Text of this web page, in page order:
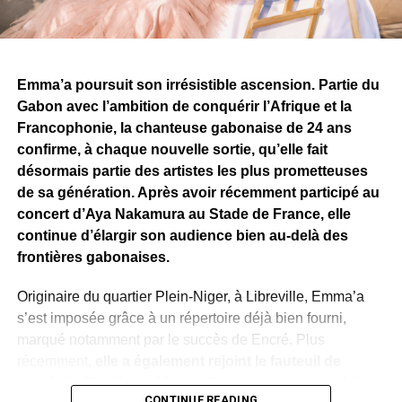
Emma’a poursuit son irrésistible ascension. Partie du
Gabon avec l’ambition de conquérir l’Afrique et la
Francophonie, la chanteuse gabonaise de 24 ans
confirme, à chaque nouvelle sortie, qu’elle fait
désormais partie des artistes les plus prometteuses
de sa génération. Après avoir récemment participé au
concert d’Aya Nakamura au Stade de France, elle
continue d’élargir son audience bien au-delà des
frontières gabonaises.
Originaire du quartier Plein-Niger, à Libreville, Emma’a
s’est imposée grâce à un répertoire déjà bien fourni,
marqué notamment par le succès de Encré. Plus
coach de The Voice Afrique Francophone, aux côtés